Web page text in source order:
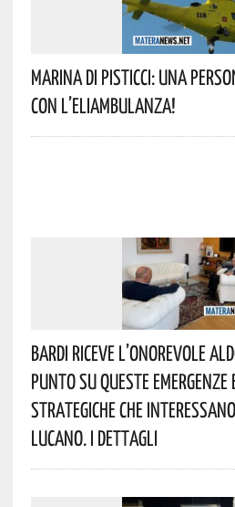
Marina Di Pisticci: Una
Con L’eliambulanza!
Bardi Riceve L’onorevole
Punto Su Queste
Strategiche Che
Lucano. I Dettagli